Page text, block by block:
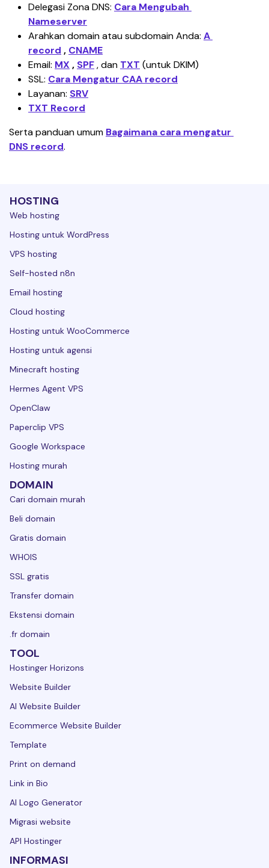
Delegasi Zona DNS: Cara Mengubah
Nameserver
Arahkan domain atau subdomain Anda: A
record , CNAME
Email: MX , SPF , dan TXT (untuk DKIM)
SSL: Cara Mengatur CAA record
Layanan: SRV
TXT Record
Serta panduan umum Bagaimana cara mengatur
DNS record.
HOSTING
Web hosting
Hosting untuk WordPress
VPS hosting
Self-hosted n8n
Email hosting
Cloud hosting
Hosting untuk WooCommerce
Hosting untuk agensi
Minecraft hosting
Hermes Agent VPS
OpenClaw
Paperclip VPS
Google Workspace
Hosting murah
DOMAIN
Cari domain murah
Beli domain
Gratis domain
WHOIS
SSL gratis
Transfer domain
Ekstensi domain
.fr domain
TOOL
Hostinger Horizons
Website Builder
AI Website Builder
Ecommerce Website Builder
Template
Print on demand
Link in Bio
AI Logo Generator
Migrasi website
API Hostinger
INFORMASI